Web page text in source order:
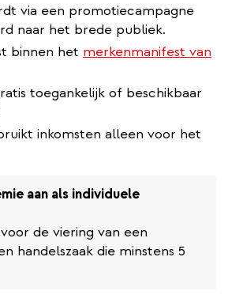
via een promotiecampagne
naar het brede publiek.
binnen het merkenmanifest van
toegankelijk of beschikbaar
inkomsten alleen voor het
aan als individuele
de viering van een
handelszaak die minstens 5